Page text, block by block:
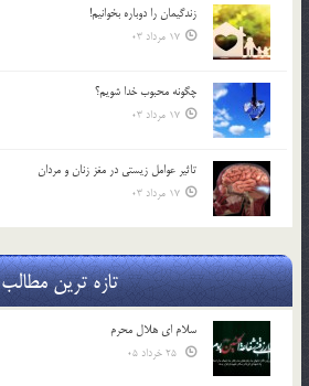
زندگيمان را دوباره بخوانيم!
17 مرداد 03
چگونه محبوب خدا شويم؟
17 مرداد 03
تاثیر عوامل زيستي در مغز زنان و مردان
17 مرداد 03
تازه ترین مطالب
سلام ای هلال محرم